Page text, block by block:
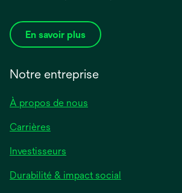
En savoir plus
Notre entreprise
À propos de nous
Carrières
Investisseurs
Durabilité & impact social